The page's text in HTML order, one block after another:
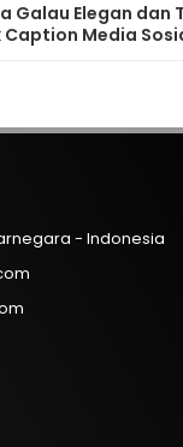
Galau Elegan dan
Media
- Indonesia